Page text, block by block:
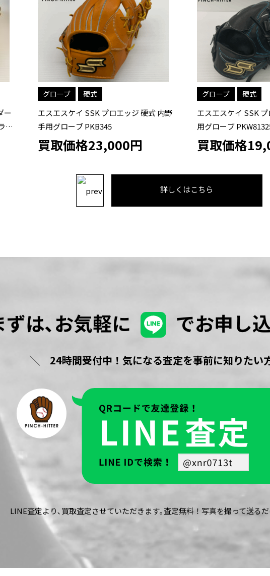
野
グローブ 硬式
エスエスケイ SSK プロエッジ 硬式 投手
用グローブ PKW81325
買取価格19,000円
グローブ 軟式
エスエスケイ SSK
手用グローブ
買取価格
詳しくはこちら
ずは､お気軽に でお申し
24時間受付中！気になる査定を事前に知りたい
LINE査定より､買取査定させていただきます｡査定無料！写真を撮って送る